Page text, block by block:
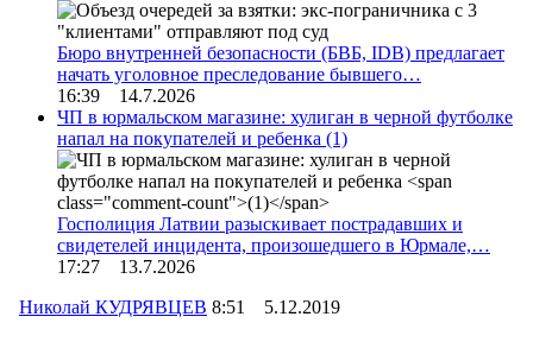
Бюро внутренней безопасности (БВБ, IDB) предлагает
начать уголовное преследование бывшего…
16:39 14.7.2026
ЧП в юрмальском магазине: хулиган в черной футболке
напал на покупателей и ребенка (1)
Госполиция Латвии разыскивает пострадавших и
свидетелей инцидента, произошедшего в Юрмале,…
17:27 13.7.2026
Николай КУДРЯВЦЕВ 8:51 5.12.2019